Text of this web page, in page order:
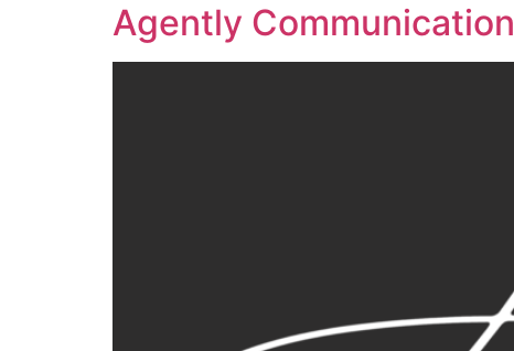
Agently Communication